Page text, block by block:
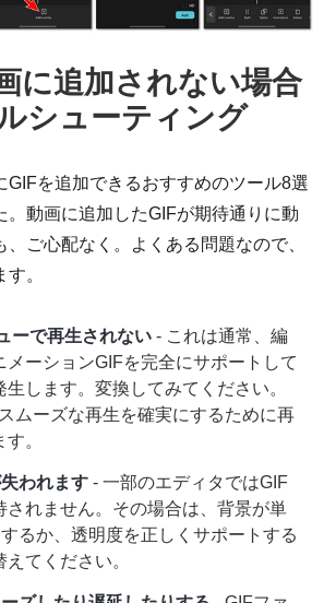
に追加されない場合
シューティング
GIFを追加できるおすすめのツール8選
。動画に追加したGIFが期待通りに動
ご心配なく。よくある問題なので、
。
ーで再生されない - これは通常、編
メーションGIFを完全にサポートして
します。変換してみてください。
スムーズな再生を確実にするために再
。
われます - 一部のエディタではGIF
されません。その場合は、背景が単
るか、透明度を正しくサポートする
てください。